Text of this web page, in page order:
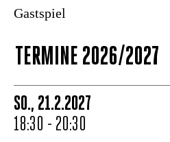
Gastspiel
TERMINE 2026/2027
SO., 21.2.2027
18:30 - 20:30